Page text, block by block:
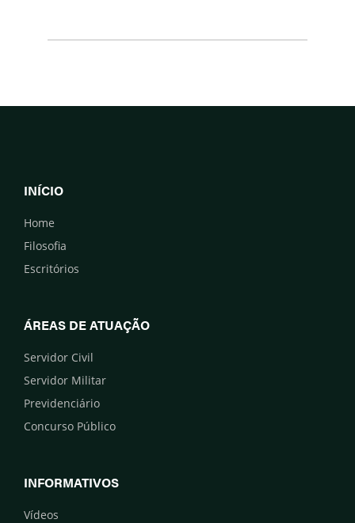
INÍCIO
Home
Filosofia
Escritórios
ÁREAS DE ATUAÇÃO
Servidor Civil
Servidor Militar
Previdenciário
Concurso Público
INFORMATIVOS
Vídeos